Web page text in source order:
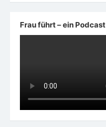
Frau führt – ein Podcast